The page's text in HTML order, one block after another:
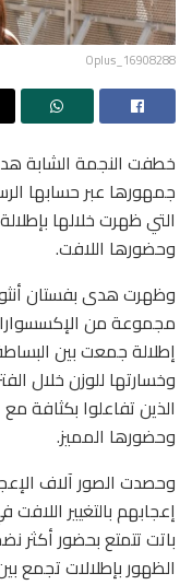
Oplus_16908288
خطفت النجمة الشابة
جمهورها عبر حسابها
التي ظهرت خلالها
وحضورها اللافت.
وظهرت هدى بفستان
مجموعة من
إطلالة جمعت بين
وخسارتها للوزن خلال
الذين تفاعلوا بكثافة
وحضورها المميز.
وحصدت الصور آلاف
إعجابهم بالتغيير
باتت تتمتع بحضور أكثر
الظهور بإطلالات تجمع